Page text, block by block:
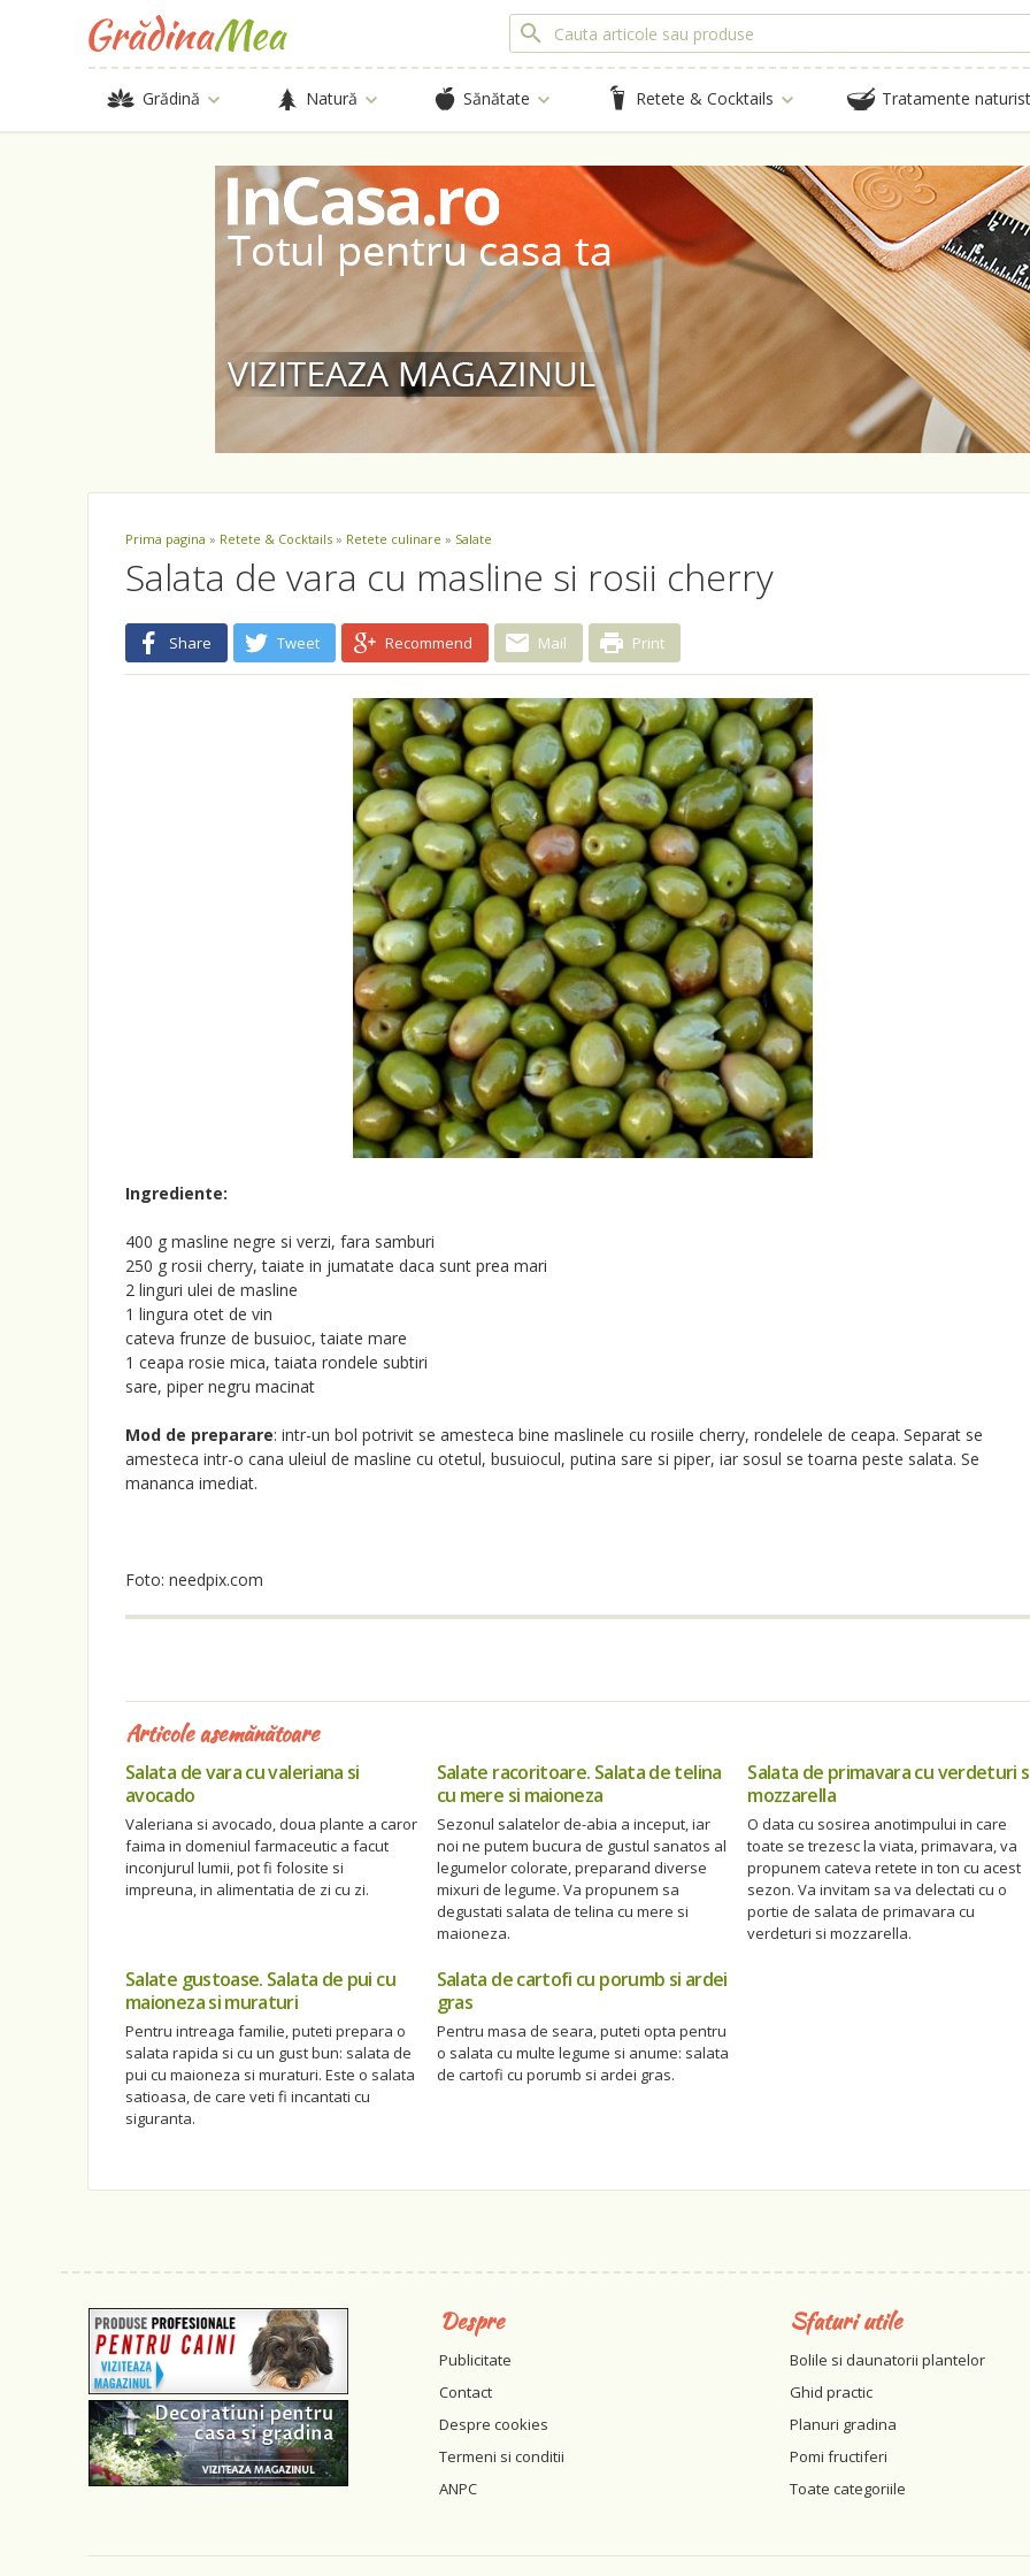
Grădină Natură Sănătate Retete & Cocktails Tratamente
Prima pagina » Retete & Cocktails » Retete culinare » Salate
Salata de vara cu masline si rosii cherry
Share Tweet Recommend Mail Print
Ingrediente:
400 g masline negre si verzi, fara samburi
250 g rosii cherry, taiate in jumatate daca sunt prea mari
2 linguri ulei de masline
1 lingura otet de vin
cateva frunze de busuioc, taiate mare
1 ceapa rosie mica, taiata rondele subtiri
sare, piper negru macinat
Mod de preparare: intr-un bol potrivit se amesteca bine maslinele cu rosiile cherry, rondelele de ceapa. Separat se
amesteca intr-o cana uleiul de masline cu otetul, busuiocul, putina sare si piper, iar sosul se toarna peste salata. Se
mananca imediat.
Foto: needpix.com
Articole asemănătoare
Salata de vara cu valeriana si
avocado
Valeriana si avocado, doua plante a caror
faima in domeniul farmaceutic a facut
inconjurul lumii, pot fi folosite si
impreuna, in alimentatia de zi cu zi.
Salate racoritoare. Salata de telina
cu mere si maioneza
Sezonul salatelor de-abia a inceput, iar
noi ne putem bucura de gustul sanatos al
legumelor colorate, preparand diverse
mixuri de legume. Va propunem sa
degustati salata de telina cu mere si
maioneza.
Salata de primavara cu verdeturi
mozzarella
O data cu sosirea anotimpului in care
toate se trezesc la viata, primavara, va
propunem cateva retete in ton cu acest
sezon. Va invitam sa va delectati cu o
portie de salata de primavara cu
verdeturi si mozzarella.
Salate gustoase. Salata de pui cu
maioneza si muraturi
Pentru intreaga familie, puteti prepara o
salata rapida si cu un gust bun: salata de
pui cu maioneza si muraturi. Este o salata
satioasa, de care veti fi incantati cu
siguranta.
Salata de cartofi cu porumb si ardei
gras
Pentru masa de seara, puteti opta pentru
o salata cu multe legume si anume: salata
de cartofi cu porumb si ardei gras.
Despre
Publicitate
Contact
Despre cookies
Termeni si conditii
ANPC
Sfaturi utile
Bolile si daunatorii plantelor
Ghid practic
Planuri gradina
Pomi fructiferi
Toate categoriile